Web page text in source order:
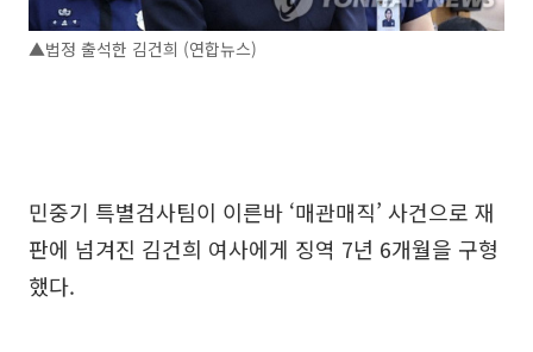
▲법정 출석한 김건희 (연합뉴스)
민중기 특별검사팀이 이른바 ‘매관매직’ 사건으로 재
판에 넘겨진 김건희 여사에게 징역 7년 6개월을 구형
했다.